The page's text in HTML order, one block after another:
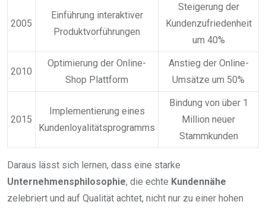
2005
Einführung interaktiver
Produktvorführungen
Steigerung der
Kundenzufriedenheit
um 40%
2010
Optimierung der Online-
Shop Plattform
Anstieg der Online-
Umsätze um 50%
2015
Implementierung eines
Kundenloyalitätsprogramms
Bindung von über 1
Million neuer
Stammkunden
Daraus lässt sich lernen, dass eine starke
Unternehmensphilosophie, die echte Kundennähe
zelebriert und auf Qualität achtet, nicht nur zu einer hohen